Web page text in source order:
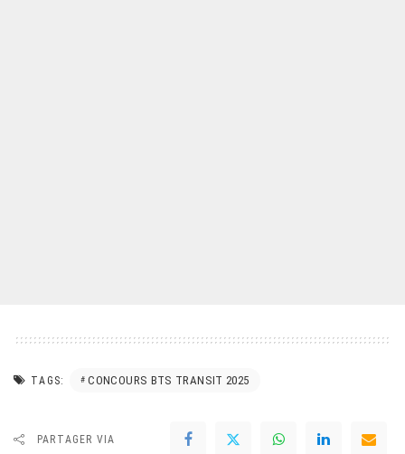
TAGS: CONCOURS BTS TRANSIT 2025
PARTAGER VIA